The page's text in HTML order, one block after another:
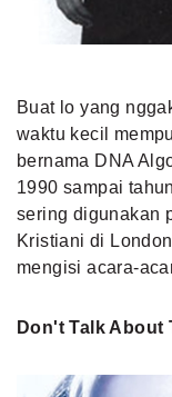
Buat lo yang
waktu kecil
bernama DNA
1990 sampai
sering digunakan
Kristiani di
mengisi acara-
Don't Talk About